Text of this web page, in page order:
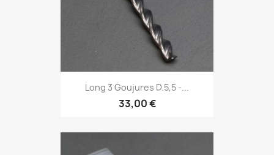
Long 3 Goujures D.5,5 -...
33,00 €